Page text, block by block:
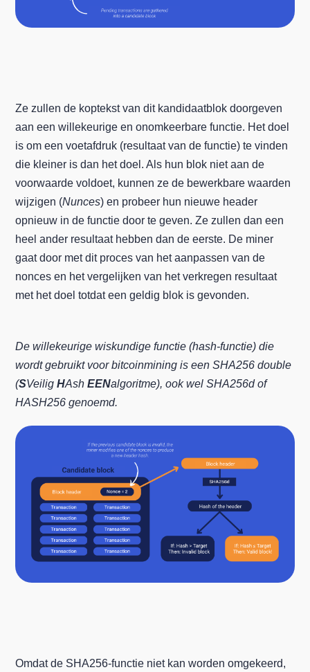
Ze zullen de koptekst van dit kandidaatblok doorgeven
aan een willekeurige en onomkeerbare functie. Het doel
is om een voetafdruk (resultaat van de functie) te vinden
die kleiner is dan het doel. Als hun blok niet aan de
voorwaarde voldoet, kunnen ze de bewerkbare waarden
wijzigen (Nunces) en probeer hun nieuwe header
opnieuw in de functie door te geven. Ze zullen dan een
heel ander resultaat hebben dan de eerste. De miner
gaat door met dit proces van het aanpassen van de
nonces en het vergelijken van het verkregen resultaat
met het doel totdat een geldig blok is gevonden.
De willekeurige wiskundige functie (hash-functie) die
wordt gebruikt voor bitcoinmining is een SHA256 double
(SVeiligHAshEENalgoritme), ook wel SHA256d of
HASH256 genoemd.
Omdat de SHA256-functie niet kan worden omgekeerd,